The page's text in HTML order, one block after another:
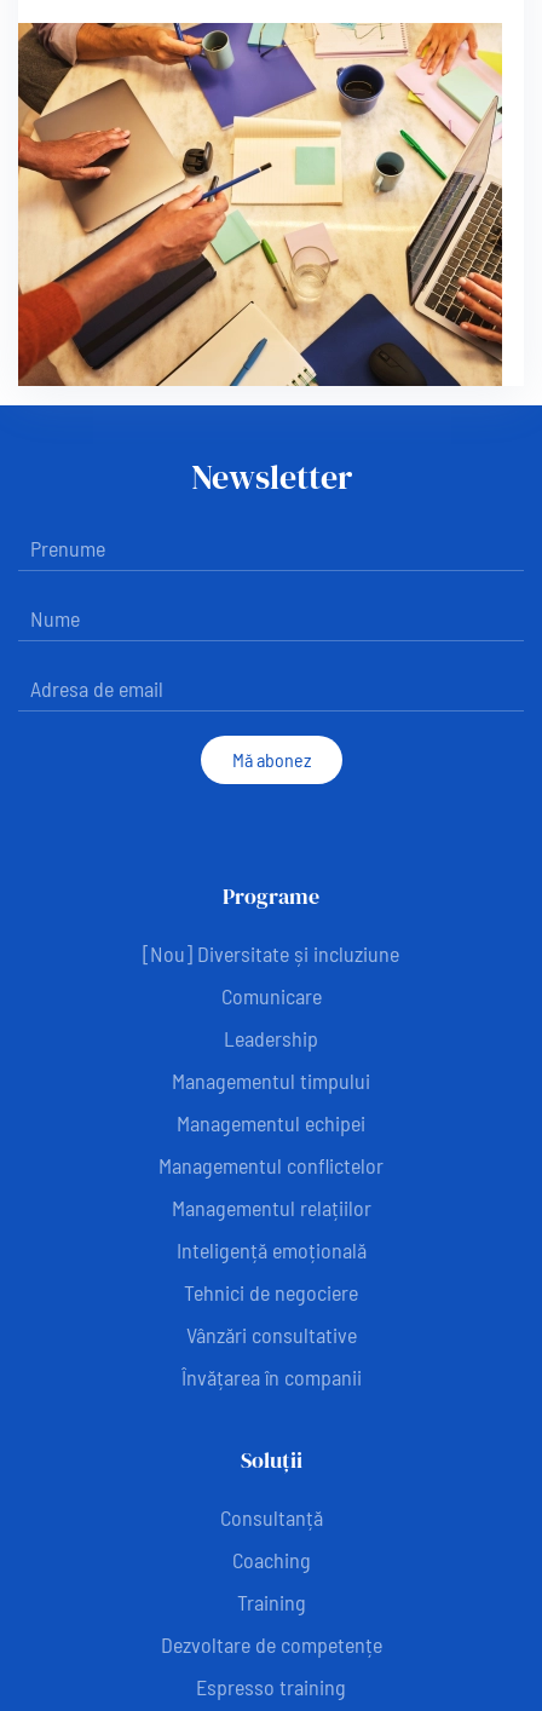
Newsletter
Mă abonez
Programe
[Nou] Diversitate și incluziune
Comunicare
Leadership
Managementul timpului
Managementul echipei
Managementul conflictelor
Managementul relațiilor
Inteligență emoțională
Tehnici de negociere
Vânzări consultative
Învățarea în companii
Soluții
Consultanță
Coaching
Training
Dezvoltare de competențe
Espresso training